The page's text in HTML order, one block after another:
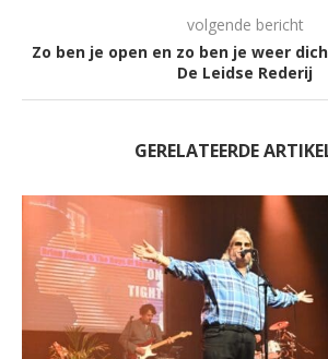
volgende bericht
Zo ben je open en zo ben je weer
De Leidse Rederij
GERELATEERDE